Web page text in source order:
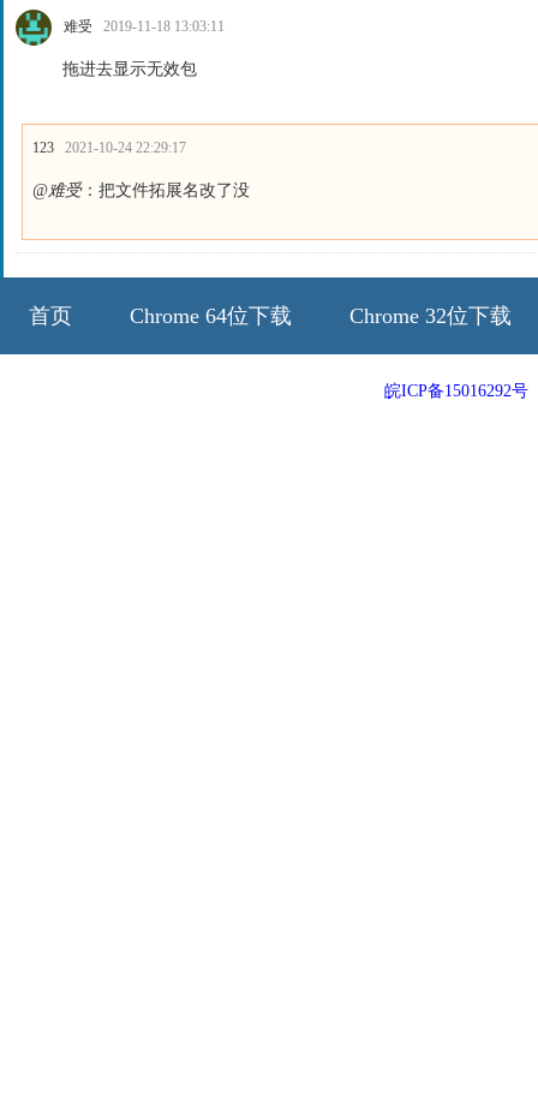
难受 2019-11-18 13:03:11
拖进去显示无效包
123 2021-10-24 22:29:17
@难受：把文件拓展名改了没
首页 Chrome 64位下载 Chrome 32位下载
皖ICP备15016292号